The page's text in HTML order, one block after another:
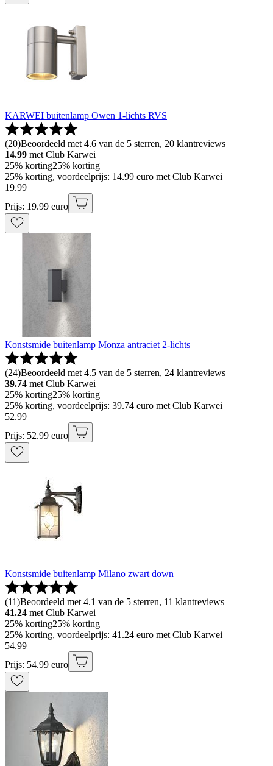
KARWEI buitenlamp Owen 1-lichts RVS
(20)Beoordeeld met 4.6 van de 5 sterren, 20 klantreviews
14.99 met Club Karwei
25% korting25% korting
25% korting, voordeelprijs: 14.99 euro met Club Karwei
19.99
Prijs: 19.99 euro
Konstsmide buitenlamp Monza antraciet 2-lichts
(24)Beoordeeld met 4.5 van de 5 sterren, 24 klantreviews
39.74 met Club Karwei
25% korting25% korting
25% korting, voordeelprijs: 39.74 euro met Club Karwei
52.99
Prijs: 52.99 euro
Konstsmide buitenlamp Milano zwart down
(11)Beoordeeld met 4.1 van de 5 sterren, 11 klantreviews
41.24 met Club Karwei
25% korting25% korting
25% korting, voordeelprijs: 41.24 euro met Club Karwei
54.99
Prijs: 54.99 euro